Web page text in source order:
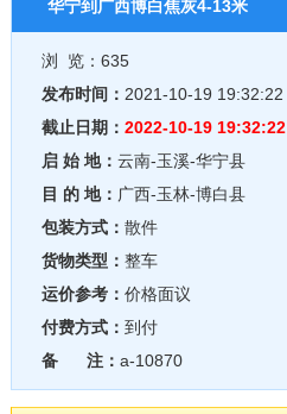
华宁到广西博白焦灰4-13米
浏 览：635
发布时间： 2021-10-19 19:32:22
截止日期： 2022-10-19 19:32:22
启 始 地： 云南-玉溪-华宁县
目 的 地： 广西-玉林-博白县
包装方式： 散件
货物类型： 整车
运价参考： 价格面议
付费方式： 到付
备 注： a-10870